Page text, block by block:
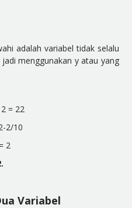
adalah variabel tidak selalu
menggunakan y atau yang
= 22
2/10
2
Variabel